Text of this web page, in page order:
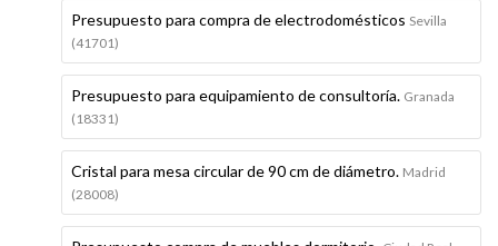
Presupuesto para compra de electrodomésticos Sevilla
(41701)
Presupuesto para equipamiento de consultoría. Granada
(18331)
Cristal para mesa circular de 90 cm de diámetro. Madrid
(28008)